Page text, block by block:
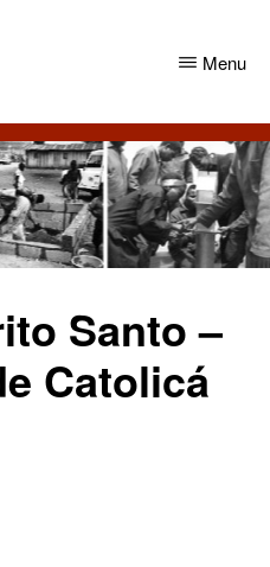
Menu
Santo –
Catolicá